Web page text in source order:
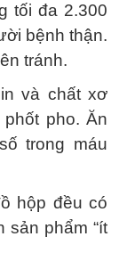
tối đa 2.300
bệnh thận.
tránh.
và chất xơ
pho. Ăn
trong máu
hộp đều có
sản phẩm “ít